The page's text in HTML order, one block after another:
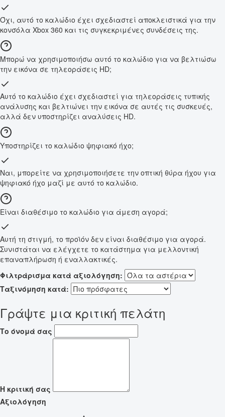
Όχι, αυτό το καλώδιο έχει σχεδιαστεί αποκλειστικά για την
κονσόλα Xbox 360 και τις συγκεκριμένες συνδέσεις της.
Μπορώ να χρησιμοποιήσω αυτό το καλώδιο για να βελτιώσω
την εικόνα σε τηλεοράσεις HD;
Αυτό το καλώδιο έχει σχεδιαστεί για τηλεοράσεις τυπικής
ανάλυσης και βελτιώνει την εικόνα σε αυτές τις συσκευές,
αλλά δεν υποστηρίζει αναλύσεις HD.
Υποστηρίζει το καλώδιο ψηφιακό ήχο;
Ναι, μπορείτε να χρησιμοποιήσετε την οπτική θύρα ήχου για
ψηφιακό ήχο μαζί με αυτό το καλώδιο.
Είναι διαθέσιμο το καλώδιο για άμεση αγορά;
Αυτή τη στιγμή, το προϊόν δεν είναι διαθέσιμο για αγορά.
Συνιστάται να ελέγχετε το κατάστημα για μελλοντική
επαναπλήρωση ή εναλλακτικές.
Φιλτράρισμα κατά αξιολόγηση:
Ταξινόμηση κατά:
Γράψτε μια κριτική πελάτη
Το όνομά σας
Η κριτική σας
Αξιολόγηση